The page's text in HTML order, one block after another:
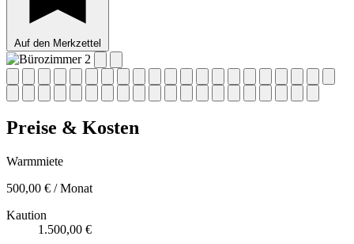
Auf den Merkzettel
Preise & Kosten
Warmmiete
500,00 € / Monat
Kaution
1.500,00 €